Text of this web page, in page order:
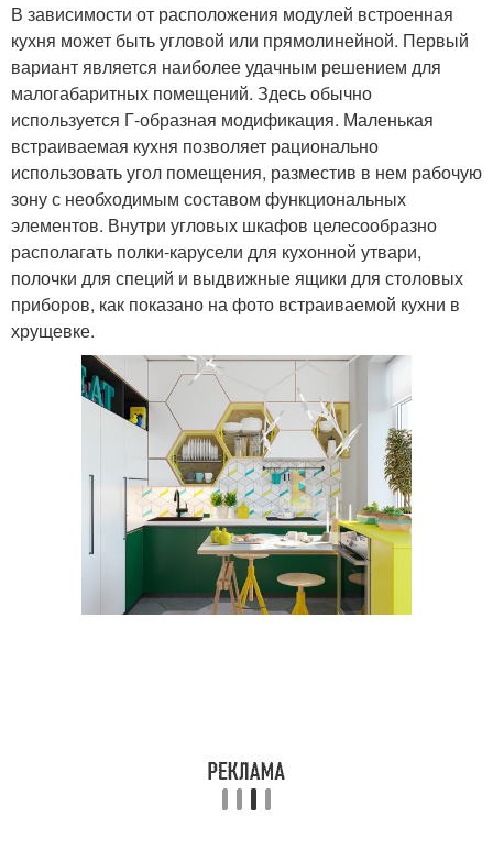
В зависимости от расположения модулей встроенная
кухня может быть угловой или прямолинейной. Первый
вариант является наиболее удачным решением для
малогабаритных помещений. Здесь обычно
используется Г-образная модификация. Маленькая
встраиваемая кухня позволяет рационально
использовать угол помещения, разместив в нем рабочую
зону с необходимым составом функциональных
элементов. Внутри угловых шкафов целесообразно
располагать полки-карусели для кухонной утвари,
полочки для специй и выдвижные ящики для столовых
приборов, как показано на фото встраиваемой кухни в
хрущевке.